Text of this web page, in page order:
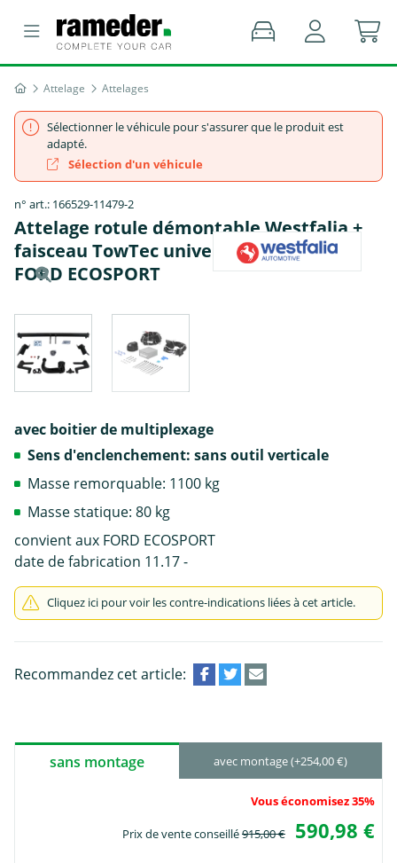
Attelage Attelages
Sélectionner le véhicule pour s'assurer que le produit est
adapté.
Sélection d'un véhicule
n° art.: 166529-11479-2
Attelage rotule démontable Westfalia +
faisceau TowTec universel 7 broches -
FORD ECOSPORT
avec boitier de multiplexage
Sens d'enclenchement: sans outil verticale
Masse remorquable: 1100 kg
Masse statique: 80 kg
convient aux FORD ECOSPORT
date de fabrication 11.17 -
Cliquez ici pour voir les contre-indications liées à cet article.
Recommandez cet article:
sans montage avec montage (+254,00 €)
Vous économisez 35%
Prix de vente conseillé915,00 € 590,98 €